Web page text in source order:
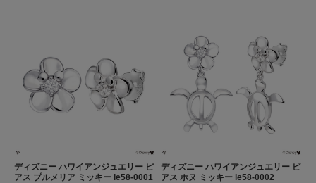
ディズニー ハワイアンジュエリー ピ
アス プルメリア ミッキー le58-0001
ディズニー ハワイアンジュエリー ピ
アス ホヌ ミッキー le58-0002